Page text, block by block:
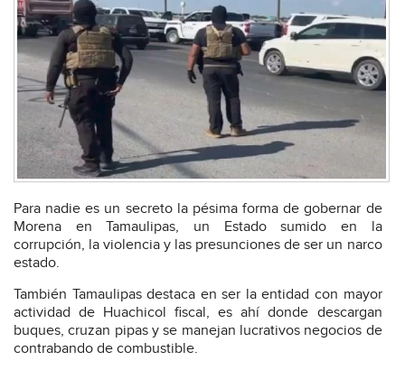
Para nadie es un secreto la pésima forma de gobernar de
Morena en Tamaulipas, un Estado sumido en la
corrupción, la violencia y las presunciones de ser un narco
estado.
También Tamaulipas destaca en ser la entidad con mayor
actividad de Huachicol fiscal, es ahí donde descargan
buques, cruzan pipas y se manejan lucrativos negocios de
contrabando de combustible.